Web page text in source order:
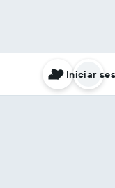
Iniciar